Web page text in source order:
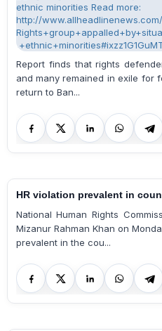
Report finds that rights
and many remained in exile for fear of persecution should they
return to Ban...
HR violation prevalent in
National Human Rights Commission (NHRC) Chairman Prof Dr
Mizanur Rahman Khan on Monday said human rights violation is
prevalent in the cou...